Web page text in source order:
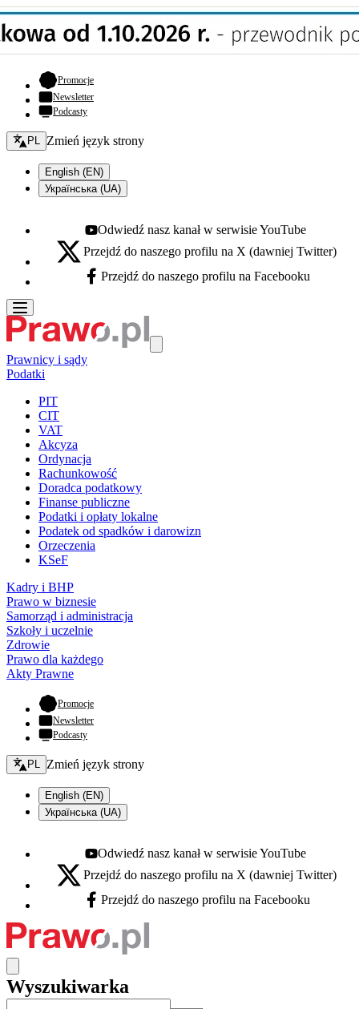
Promocje- otwiera się w nowej karcie
Newsletter
Podcasty
Zmień język - bieżący:
PL Zmień język strony
English (EN)
Українська (UA)
Youtube - otwiera się w nowej karcie
Odwiedź nasz kanał w serwisie YouTube
X - otwiera się w nowej karcie
Przejdź do naszego profilu na X (dawniej Twitter)
Facebook - otwiera się w nowej karcie
Przejdź do naszego profilu na Facebooku
Prawnicy i sądy
Podatki
PIT
CIT
VAT
Akcyza
Ordynacja
Rachunkowość
Doradca podatkowy
Finanse publiczne
Podatki i opłaty lokalne
Podatek od spadków i darowizn
Orzeczenia
KSeF
Kadry i BHP
Prawo w biznesie
Samorząd i administracja
Szkoły i uczelnie
Zdrowie
Prawo dla każdego
Akty Prawne
Promocje- otwiera się w nowej karcie
Newsletter
Podcasty
Zmień język - bieżący:
PL Zmień język strony
English (EN)
Українська (UA)
Youtube - otwiera się w nowej karcie
Odwiedź nasz kanał w serwisie YouTube
X - otwiera się w nowej karcie
Przejdź do naszego profilu na X (dawniej Twitter)
Facebook - otwiera się w nowej karcie
Przejdź do naszego profilu na Facebooku
Wyszukiwarka